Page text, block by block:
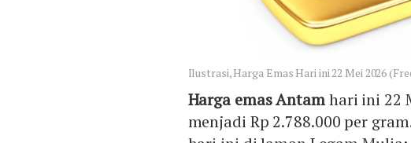
Ilustrasi, Harga Emas Hari ini 22 Mei 2026
Harga emas Antamhari ini 22
menjadi Rp 2.788.000 per